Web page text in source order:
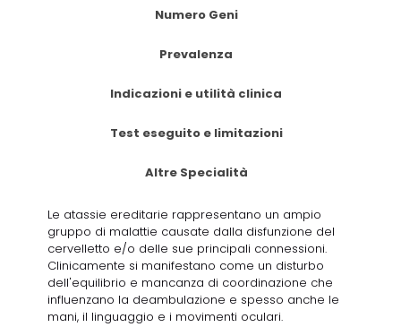
Numero Geni
Prevalenza
Indicazioni e utilità clinica
Test eseguito e limitazioni
Altre Specialità
Le atassie ereditarie rappresentano un ampio
gruppo di malattie causate dalla disfunzione del
cervelletto e/o delle sue principali connessioni.
Clinicamente si manifestano come un disturbo
dell'equilibrio e mancanza di coordinazione che
influenzano la deambulazione e spesso anche le
mani, il linguaggio e i movimenti oculari.